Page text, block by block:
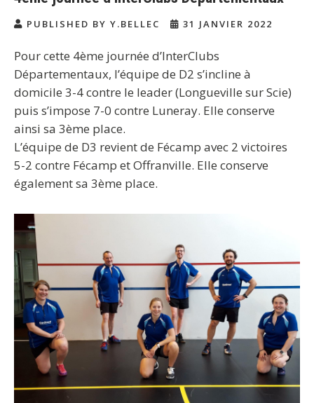
PUBLISHED BY Y.BELLEC 31 JANVIER 2022
Pour cette 4ème journée d’InterClubs
Départementaux, l’équipe de D2 s’incline à
domicile 3-4 contre le leader (Longueville sur Scie)
puis s’impose 7-0 contre Luneray. Elle conserve
ainsi sa 3ème place.
L’équipe de D3 revient de Fécamp avec 2 victoires
5-2 contre Fécamp et Offranville. Elle conserve
également sa 3ème place.